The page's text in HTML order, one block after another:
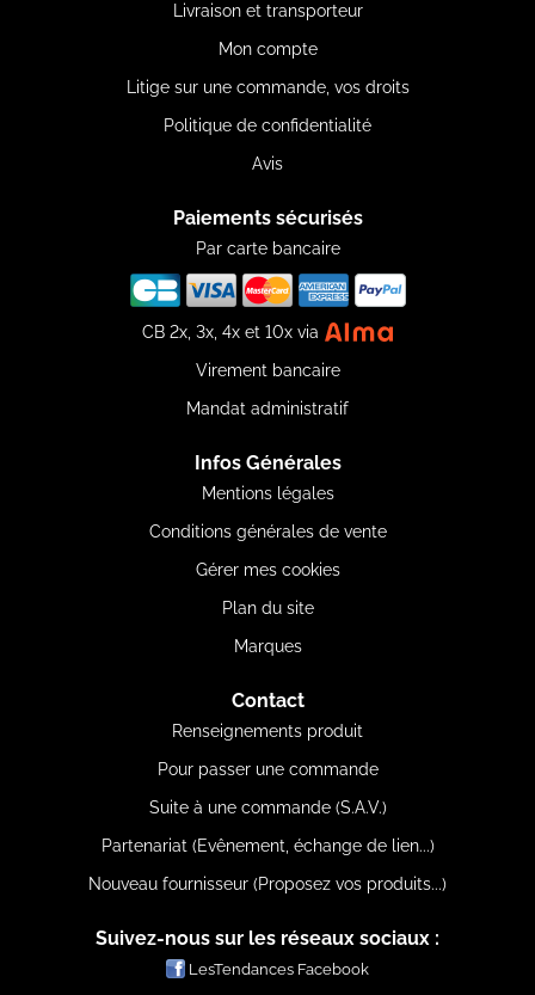
Livraison et transporteur
Mon compte
Litige sur une commande, vos droits
Politique de confidentialité
Avis
Paiements sécurisés
Par carte bancaire
CB 2x, 3x, 4x et 10x via
Virement bancaire
Mandat administratif
Infos Générales
Mentions légales
Conditions générales de vente
Gérer mes cookies
Plan du site
Marques
Contact
Renseignements produit
Pour passer une commande
Suite à une commande (S.A.V.)
Partenariat (Evênement, échange de lien...)
Nouveau fournisseur (Proposez vos produits...)
Suivez-nous sur les réseaux sociaux :
LesTendances Facebook